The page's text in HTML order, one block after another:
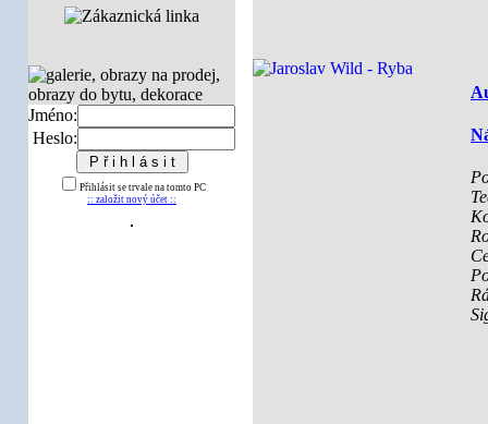
Jméno:
Heslo:
Přihlásit se trvale na tomto PC
:: založit nový účet ::